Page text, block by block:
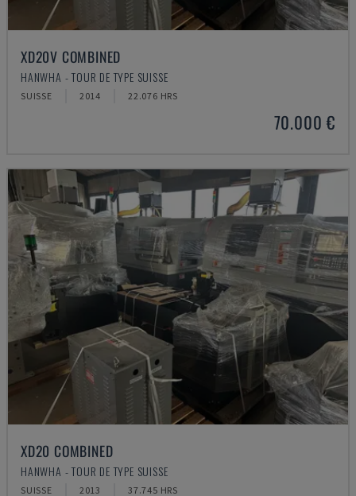
XD20V COMBINED
HANWHA - TOUR DE TYPE SUISSE
SUISSE 2014 22.076 HRS
70.000 €
XD20 COMBINED
HANWHA - TOUR DE TYPE SUISSE
SUISSE 2013 37.745 HRS